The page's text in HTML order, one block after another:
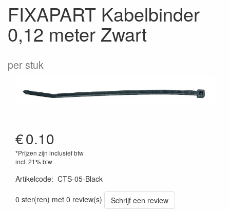
FIXAPART Kabelbinder
0,12 meter Zwart
per stuk
€0.10
*Prijzen zijn inclusief btw
incl. 21% btw
Artikelcode: CTS-05-Black
0 ster(ren) met 0 review(s)
Schrijf een review